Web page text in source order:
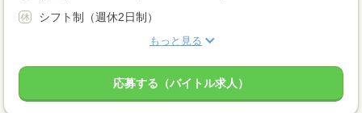
シフト制（週休2日制）
もっと見る
応募する（バイトル求人）